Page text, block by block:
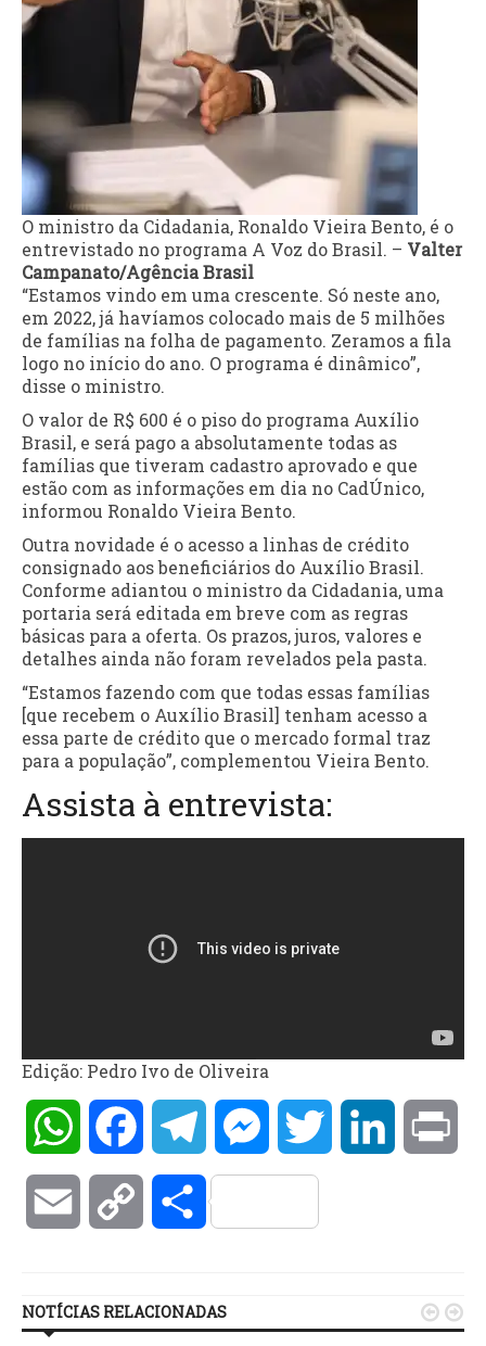
O ministro da Cidadania, Ronaldo Vieira Bento, é o
entrevistado no programa A Voz do Brasil. – Valter
Campanato/Agência Brasil
“Estamos vindo em uma crescente. Só neste ano,
em 2022, já havíamos colocado mais de 5 milhões
de famílias na folha de pagamento. Zeramos a fila
logo no início do ano. O programa é dinâmico”,
disse o ministro.
O valor de R$ 600 é o piso do programa Auxílio
Brasil, e será pago a absolutamente todas as
famílias que tiveram cadastro aprovado e que
estão com as informações em dia no CadÚnico,
informou Ronaldo Vieira Bento.
Outra novidade é o acesso a linhas de crédito
consignado aos beneficiários do Auxílio Brasil.
Conforme adiantou o ministro da Cidadania, uma
portaria será editada em breve com as regras
básicas para a oferta. Os prazos, juros, valores e
detalhes ainda não foram revelados pela pasta.
“Estamos fazendo com que todas essas famílias
[que recebem o Auxílio Brasil] tenham acesso a
essa parte de crédito que o mercado formal traz
para a população”, complementou Vieira Bento.
Assista à entrevista:
Edição: Pedro Ivo de Oliveira
WhatsAppFacebookTelegramMessengerTwitter LinkedIn
Email Copy Compartilhar
NOTÍCIAS RELACIONADAS  